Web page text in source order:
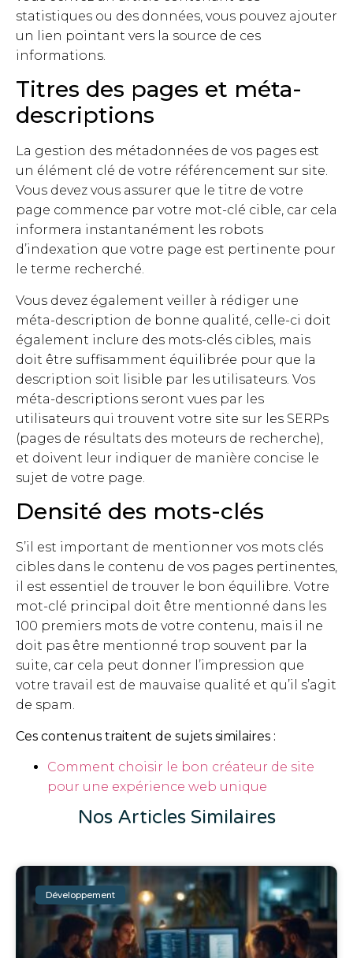
statistiques ou des données, vous pouvez ajouter
un lien pointant vers la source de ces
informations.
Titres des pages et méta-
descriptions
La gestion des métadonnées de vos pages est
un élément clé de votre référencement sur site.
Vous devez vous assurer que le titre de votre
page commence par votre mot-clé cible, car cela
informera instantanément les robots
d’indexation que votre page est pertinente pour
le terme recherché.
Vous devez également veiller à rédiger une
méta-description de bonne qualité, celle-ci doit
également inclure des mots-clés cibles, mais
doit être suffisamment équilibrée pour que la
description soit lisible par les utilisateurs. Vos
méta-descriptions seront vues par les
utilisateurs qui trouvent votre site sur les SERPs
(pages de résultats des moteurs de recherche),
et doivent leur indiquer de manière concise le
sujet de votre page.
Densité des mots-clés
S’il est important de mentionner vos mots clés
cibles dans le contenu de vos pages pertinentes,
il est essentiel de trouver le bon équilibre. Votre
mot-clé principal doit être mentionné dans les
100 premiers mots de votre contenu, mais il ne
doit pas être mentionné trop souvent par la
suite, car cela peut donner l’impression que
votre travail est de mauvaise qualité et qu’il s’agit
de spam.
Ces contenus traitent de sujets similaires :
Comment choisir le bon créateur de site
pour une expérience web unique
Nos Articles Similaires
Développement